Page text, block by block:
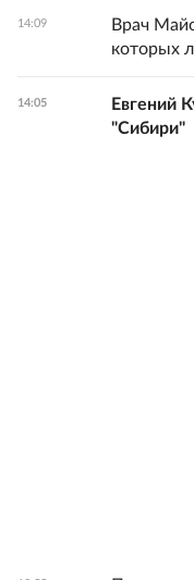
14:09
Врач
которых
14:05
Евгений
"Сибири"